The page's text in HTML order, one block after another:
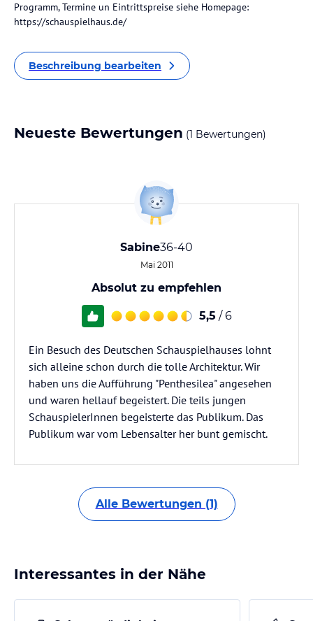
Programm, Termine un Eintrittspreise siehe Homepage:
https://schauspielhaus.de/
Beschreibung bearbeiten
Neueste Bewertungen (1 Bewertungen)
Sabine36-40
Mai 2011
Absolut zu empfehlen
5,5 / 6
Ein Besuch des Deutschen Schauspielhauses lohnt
sich alleine schon durch die tolle Architektur. Wir
haben uns die Aufführung "Penthesilea" angesehen
und waren hellauf begeistert. Die teils jungen
SchauspielerInnen begeisterte das Publikum. Das
Publikum war vom Lebensalter her bunt gemischt.
Alle Bewertungen (1)
Interessantes in der Nähe